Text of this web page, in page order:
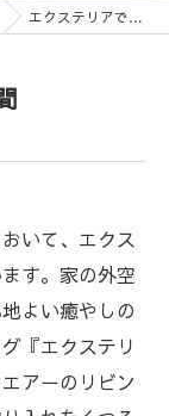
エクステリアで作る癒やしの空間
いて、エクス
す。家の外空
よい癒やしの
『エクステリ
アーのリビン